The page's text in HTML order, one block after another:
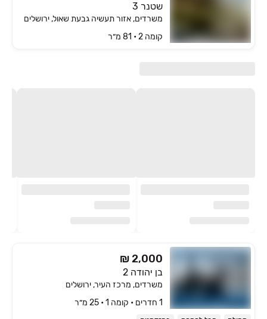
שטנר 3
משרדים, אזור תעשיה גבעת שאול, ירושלים
קומה ‎2‏ • 81 מ״ר
₪ 2,000
בן יהודה 2
משרדים, מרכז העיר, ירושלים
1 חדרים • קומה ‎1‏ • 25 מ״ר